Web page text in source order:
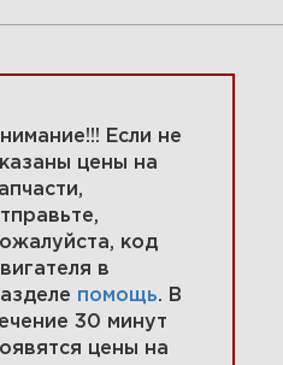
Если не
цены на
код
в
помощь. В
30 минут
цены на